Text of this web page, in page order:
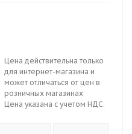
Цена действительна только
для интернет-магазина и
может отличаться от цен в
розничных магазинах
Цена указана с учетом НДС.